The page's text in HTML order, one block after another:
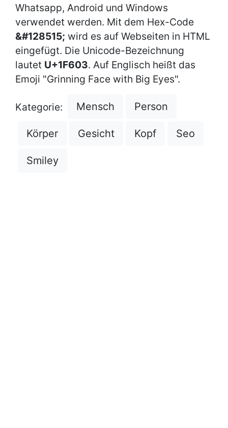
Whatsapp, Android und Windows
verwendet werden. Mit dem Hex-Code
&#128515; wird es auf Webseiten in HTML
eingefügt. Die Unicode-Bezeichnung
lautet U+1F603. Auf Englisch heißt das
Emoji "Grinning Face with Big Eyes".
Kategorie: Mensch Person
Körper Gesicht Kopf Seo
Smiley